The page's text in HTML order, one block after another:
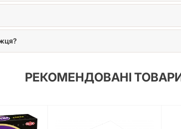
РЕКОМЕНДОВАНІ